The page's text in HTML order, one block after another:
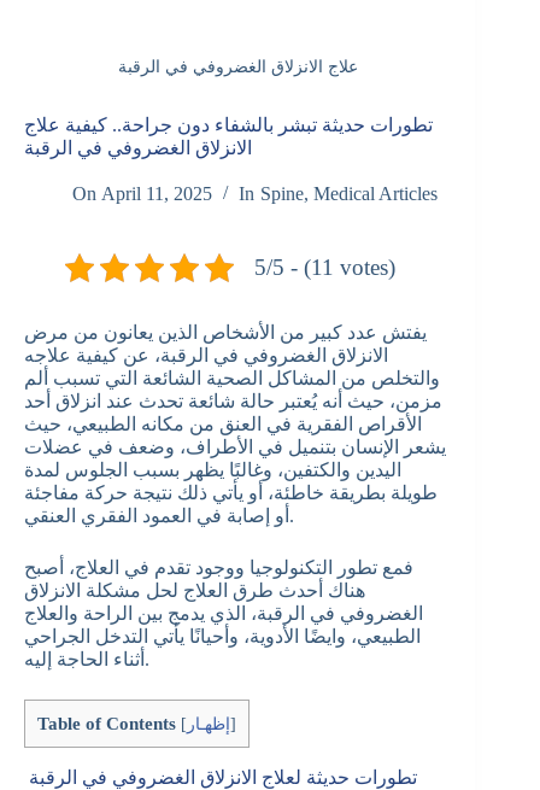
علاج الانزلاق الغضروفي في الرقبة
تطورات حديثة تبشر بالشفاء دون جراحة.. كيفية علاج
الانزلاق الغضروفي في الرقبة
On April 11, 2025 In Spine, Medical Articles
5/5 - (11 votes)
يفتش عدد كبير من الأشخاص الذين يعانون من مرض
الانزلاق الغضروفي في الرقبة، عن كيفية علاجه
والتخلص من المشاكل الصحية الشائعة التي تسبب ألم
مزمن، حيث أنه يُعتبر حالة شائعة تحدث عند انزلاق أحد
الأقراص الفقرية في العنق من مكانه الطبيعي، حيث
يشعر الإنسان بتنميل في الأطراف، وضعف في عضلات
اليدين والكتفين، وغالبًا يظهر بسبب الجلوس لمدة
طويلة بطريقة خاطئة، أو يأتي ذلك نتيجة حركة مفاجئة
أو إصابة في العمود الفقري العنقي.
فمع تطور التكنولوجيا ووجود تقدم في العلاج، أصبح
هناك أحدث طرق العلاج لحل مشكلة الانزلاق
الغضروفي في الرقبة، الذي يدمج بين الراحة والعلاج
الطبيعي، وايضًا الأدوية، وأحيانًا يأتي التدخل الجراحي
أثناء الحاجة إليه.
Table of Contents [ إظهـار ]
تطورات حديثة لعلاج الانزلاق الغضروفي في الرقبة